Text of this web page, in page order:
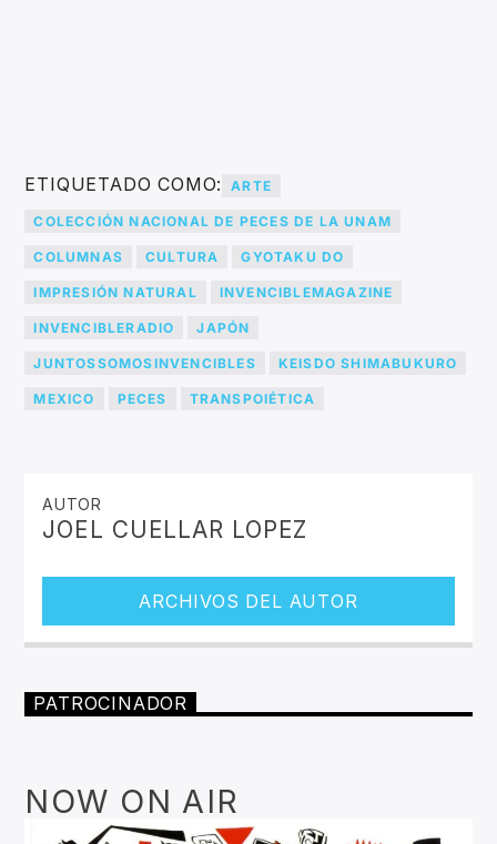
ETIQUETADO COMO: ARTE
COLECCIÓN NACIONAL DE PECES DE LA UNAM
COLUMNAS CULTURA GYOTAKU DO
IMPRESIÓN NATURAL INVENCIBLEMAGAZINE
INVENCIBLERADIO JAPÓN
JUNTOSSOMOSINVENCIBLES KEISDO SHIMABUKURO
MEXICO PECES TRANSPOIÉTICA
AUTOR
JOEL CUELLAR LOPEZ
ARCHIVOS DEL AUTOR
PATROCINADOR
NOW ON AIR